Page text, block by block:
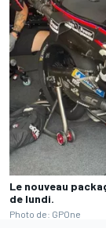
Le nouveau
de lundi.
Photo de: GPOne